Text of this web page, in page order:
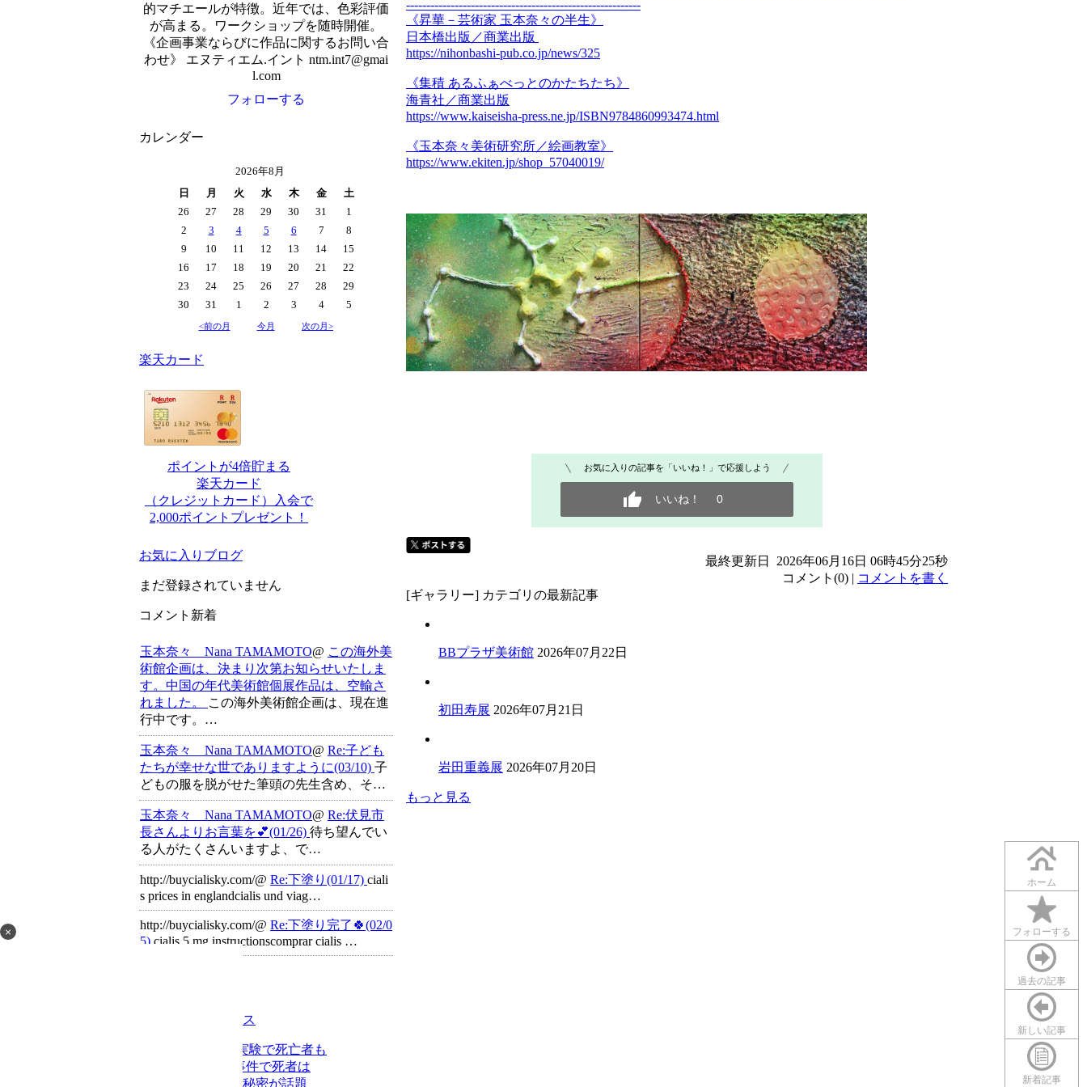
ホーム
フォローする
過去の記事
新しい記事
新着記事
×
的マチエールが特徴。近年では、色彩評価
が高まる。ワークショップを随時開催。
《企画事業ならびに作品に関するお問い合
わせ》 エヌティエム.イント ntm.int7@gmai
l.com
フォローする
カレンダー
2026年8月
日
月 火 水 木 金
土
26
27 28 29 30 31
1
2
3 4 5 6 7
8
9
10 11 12 13 14
15
16
17 18 19 20 21
22
23
24 25 26 27 28
29
30
31 1 2 3 4 5
<前の月 今月 次の月>
楽天カード
ポイントが4倍貯まる
楽天カード
（クレジットカード）入会で
2,000ポイントプレゼント！
お気に入りブログ
まだ登録されていません
コメント新着
玉本奈々 Nana TAMAMOTO@ この海外美
術館企画は、決まり次第お知らせいたしま
す。中国の年代美術館個展作品は、空輸さ
れました。
この海外美術館企画は、現在進
行中です。…
玉本奈々 Nana TAMAMOTO@ Re:子ども
たちが幸せな世でありますように(03/10) 子
どもの服を脱がせた筆頭の先生含め、そ…
玉本奈々 Nana TAMAMOTO@ Re:伏見市
長さんよりお言葉を💕(01/26) 待ち望んでい
る人がたくさんいますよ、で…
http://buycialisky.com/@ Re:下塗り(01/17) ciali
s prices in englandcialis und viag…
http://buycialisky.com/@ Re:下塗り完了🍀(02/0
5) cialis 5 mg instructionscomprar cialis …
ニューストピックス
戦時中､輸血人体実験で死亡者も
タイ 学校銃乱射事件で死者は
地下鉄の驚くべき秘密が話題
----------------------------------------------------------
《昇華－芸術家 玉本奈々の半生》
日本橋出版／商業出版
https://nihonbashi-pub.co.jp/news/325
《集積 あるふぁべっとのかたちたち》
海青社／商業出版
https://www.kaiseisha-press.ne.jp/ISBN9784860993474.html
《玉本奈々美術研究所／絵画教室》
https://www.ekiten.jp/shop_57040019/
お気に入りの記事を「いいね！」で応援しよう
いいね！ 0
最終更新日 2026年06月16日 06時45分25秒
コメント(0) | コメントを書く
[ギャラリー] カテゴリの最新記事
BBプラザ美術館 2026年07月22日
初田寿展 2026年07月21日
岩田重義展 2026年07月20日
もっと見る